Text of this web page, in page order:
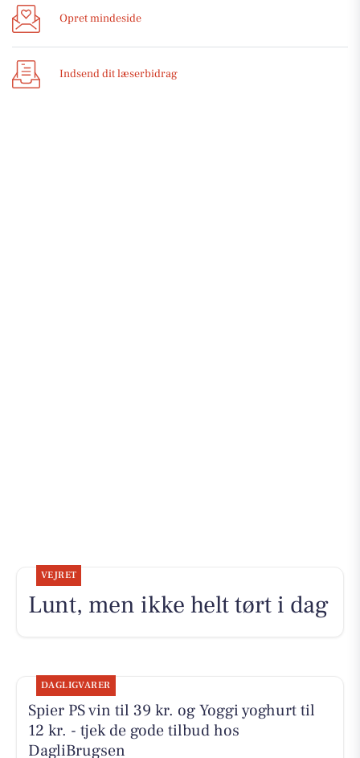
Opret mindeside
Indsend dit læserbidrag
VEJRET
Lunt, men ikke helt tørt i dag
DAGLIGVARER
Spier PS vin til 39 kr. og Yoggi yoghurt til
12 kr. - tjek de gode tilbud hos
DagliBrugsen